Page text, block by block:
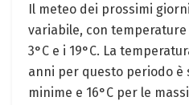
Il meteo dei prossimi
variabile, con
3°C e i 19°C. La
anni per questo periodo è
minime e 16°C per le